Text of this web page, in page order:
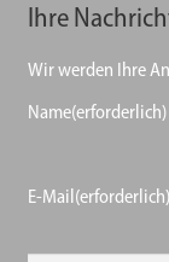
Ihre
Wir werden Ihre
Name(erforderlich)
E-Mail(erforderlich)